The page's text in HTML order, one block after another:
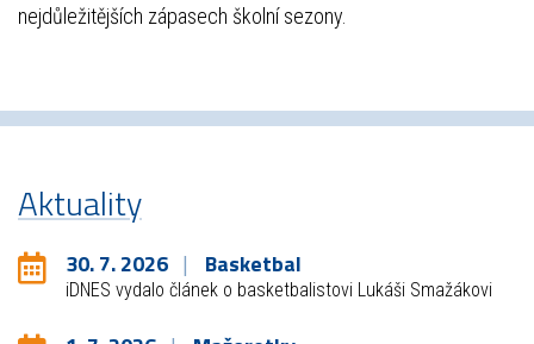
nejdůležitějších zápasech školní sezony.
Aktuality
30. 7. 2026 Basketbal
iDNES vydalo článek o basketbalistovi Lukáši Smažákovi